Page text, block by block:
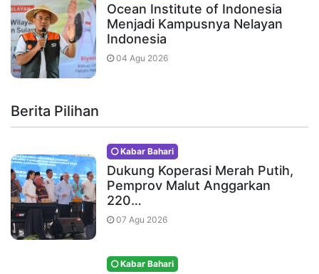
Ocean Institute of Indonesia
Menjadi Kampusnya Nelayan
Indonesia
04 Agu 2026
Berita Pilihan
Kabar Bahari
Dukung Koperasi Merah Putih,
Pemprov Malut Anggarkan
220…
07 Agu 2026
Kabar Bahari